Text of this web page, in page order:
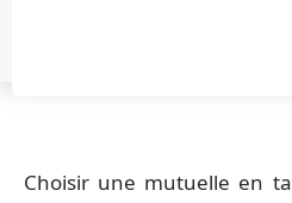
Choisir une mutuelle en